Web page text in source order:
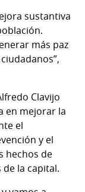
sustantiva
más paz
Clavijo
en mejorar la
el
y el
hechos de
la capital.